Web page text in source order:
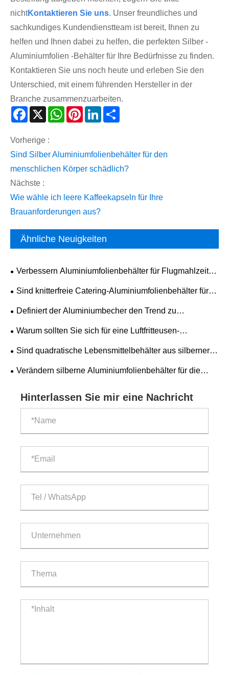
nichtKontaktieren Sie uns. Unser freundliches und
sachkundiges Kundendienstteam ist bereit, Ihnen zu
helfen und Ihnen dabei zu helfen, die perfekten Silber -
Aluminiumfolien -Behälter für Ihre Bedürfnisse zu finden.
Kontaktieren Sie uns noch heute und erleben Sie den
Unterschied, mit einem führenden Hersteller in der
Branche zusammenzuarbeiten.
Facebook
X WhatsAppPinterestLinkedIn
Vorherige :
Sind Silber Aluminiumfolienbehälter für den
menschlichen Körper schädlich?
Nächste :
Wie wähle ich leere Kaffeekapseln für Ihre
Brauanforderungen aus?
Ähnliche Neuigkeiten
Verbessern Aluminiumfolienbehälter für Flugmahlzeiten
die Luftfahrtverpackung?
Sind knitterfreie Catering-Aluminiumfolienbehälter für
Fluggesellschaften die beste Wahl für einen modernen,
Definiert der Aluminiumbecher den Trend zu
nachhaltigen Getränkeverpackungen neu?
Warum sollten Sie sich für eine Luftfritteusen-
Kuchenform mit runder Einweg-Backform aus
Sind quadratische Lebensmittelbehälter aus silberner
Aluminiumfolie die beste Wahl für die moderne
Verändern silberne Aluminiumfolienbehälter für die
Hinterlassen Sie mir eine Nachricht